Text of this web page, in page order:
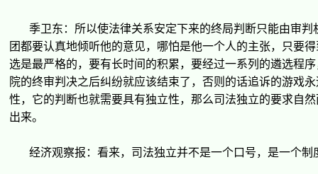
季卫东 ：所以使法律关系安定下来的终局判断只能由审判
团都要认真地倾听他的意见，哪怕是他一个人的主张，只要
选是最严格的，要有长时间 的积累，要经过一系列的遴选程序
院的终审判决之后纠纷就应该结束了，否则 的话追诉的游戏永
性，它的判断也就需要具有独立性，那么司法独立的要求自
出来。
经济观察报 ：看来，司法独立并不是一个口号，是一个制